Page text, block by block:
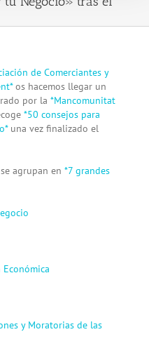
de Comerciantes y
os hacemos llegar un
por la *Mancomunitat
*50 consejos para
una vez finalizado el
agrupan en *7 grandes
y Moratorias de las